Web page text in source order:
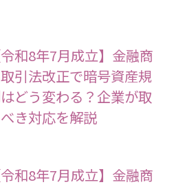
令和8年7月成立】金融商
引法改正で暗号資産規
どう変わる？企業が取
き対応を解説
令和8年7月成立】金融商